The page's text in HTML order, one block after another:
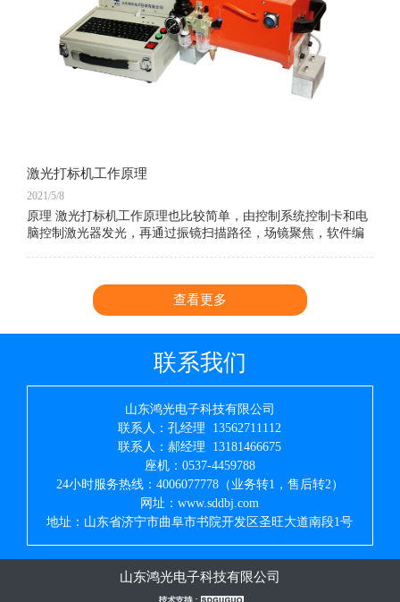
激光打标机工作原理
2021/5/8
原理 激光打标机工作原理也比较简单，由控制系统控制卡和电
脑控制激光器发光，再通过振镜扫描路径，场镜聚焦，软件编
查看更多
联系我们
山东鸿光电子科技有限公司
联系人：孔经理 13562711112
联系人：郝经理 13181466675
座机：0537-4459788
24小时服务热线：4006077778（业务转1，售后转2）
网址：www.sddbj.com
地址：山东省济宁市曲阜市书院开发区圣旺大道南段1号
山东鸿光电子科技有限公司